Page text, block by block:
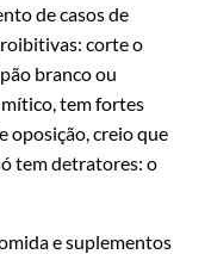
de casos de
corte o
branco ou
tem fortes
oposição, creio que
tem detratores: o
e suplementos